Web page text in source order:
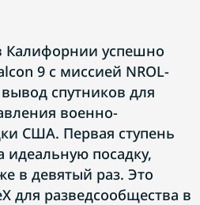
Калифорнии успешно
9 с миссией NROL-
спутников для
военно-
США. Первая ступень
идеальную посадку,
в девятый раз. Это
для разведсообщества в